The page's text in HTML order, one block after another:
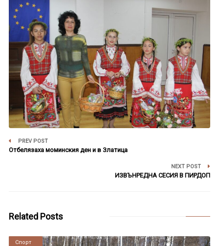
PREV POST
Отбелязаха моминския ден и в Златица
NEXT POST
ИЗВЪНРЕДНА СЕСИЯ В ПИРДОП
Related Posts
Новини
Спорт